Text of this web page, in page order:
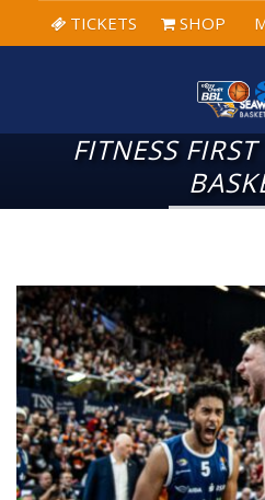
TICKETS SHOP
FITNESS